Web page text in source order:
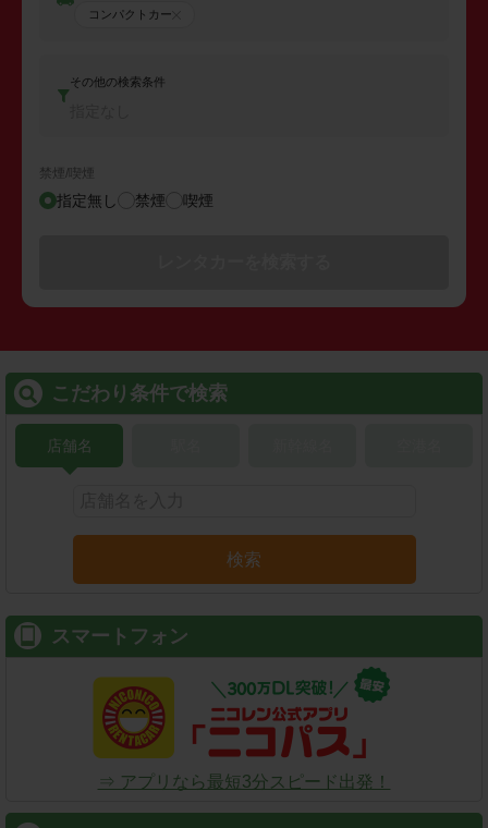
コンパクトカー
その他の検索条件
禁煙/喫煙
指定無し 禁煙 喫煙
こだわり条件で検索
店舗名
検索
スマートフォン
⇒ アプリなら最短3分スピード出発！